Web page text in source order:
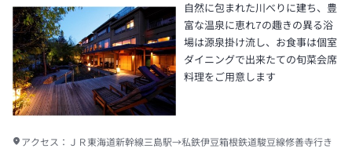
自然に包まれた川べりに建ち、豊
富な温泉に恵れ7の趣きの異る浴
場は源泉掛け流し、お食事は個室
ダイニングで出来たての旬菜会席
料理をご用意します
アクセス： ＪＲ東海道新幹線三島駅→私鉄伊豆箱根鉄道駿豆線修善寺行き